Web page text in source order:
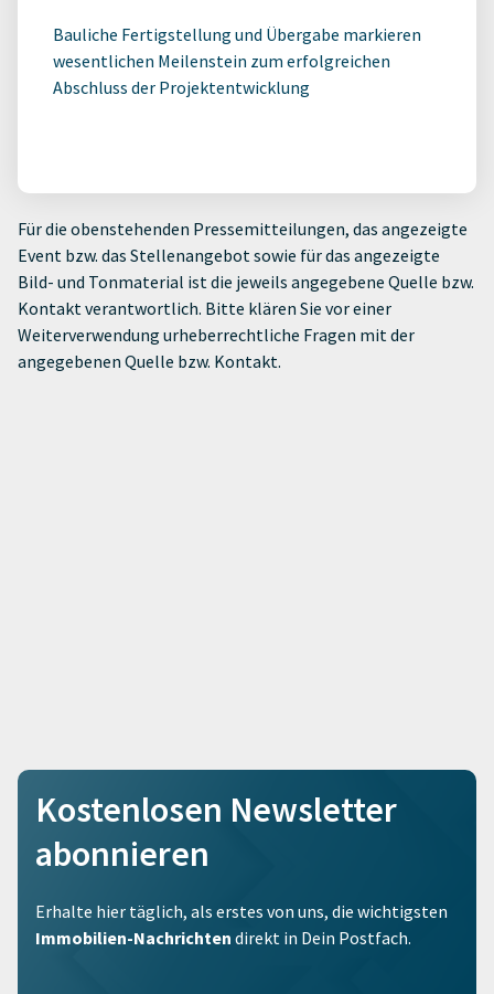
Bauliche Fertigstellung und Übergabe markieren
wesentlichen Meilenstein zum erfolgreichen
Abschluss der Projektentwicklung
Für die obenstehenden Pressemitteilungen, das angezeigte
Event bzw. das Stellenangebot sowie für das angezeigte
Bild- und Tonmaterial ist die jeweils angegebene Quelle bzw.
Kontakt verantwortlich. Bitte klären Sie vor einer
Weiterverwendung urheberrechtliche Fragen mit der
angegebenen Quelle bzw. Kontakt.
Kostenlosen Newsletter
abonnieren
Erhalte hier täglich, als erstes von uns, die wichtigsten
Immobilien-Nachrichten direkt in Dein Postfach.